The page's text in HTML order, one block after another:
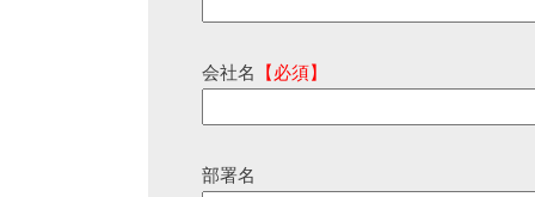
会社名 【必須】
部署名